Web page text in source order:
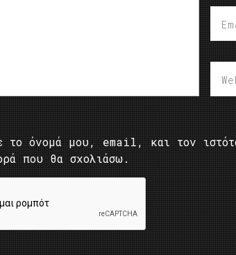
το όνομά μου, email, και τον
που θα σχολιάσω.